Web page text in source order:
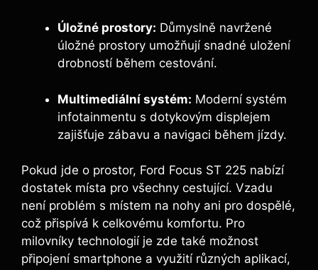
Úložné prostory: Důmyslně navržené
úložné prostory umožňují snadné uložení
drobností během cestování.
Multimediální systém: Moderní systém
infotainmentu s dotykovým displejem
zajišťuje zábavu a navigaci během jízdy.
Pokud jde o prostor, Ford Focus ST 225 nabízí
dostatek místa pro všechny cestující. Vzadu
není problém s místem na nohy ani pro dospělé,
což přispívá k celkovému komfortu. Pro
milovníky technologií je zde také možnost
připojení smartphone a využití různých aplikací,